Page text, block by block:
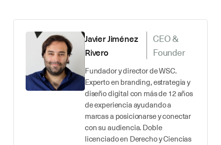
Javier Jiménez
Rivero
CEO &
Founder
Fundador y director de WSC.
Experto en branding, estrategia y
diseño digital con más de 12 años
de experiencia ayudando a
marcas a posicionarse y conectar
con su audiencia. Doble
licenciado en Derecho y Ciencias